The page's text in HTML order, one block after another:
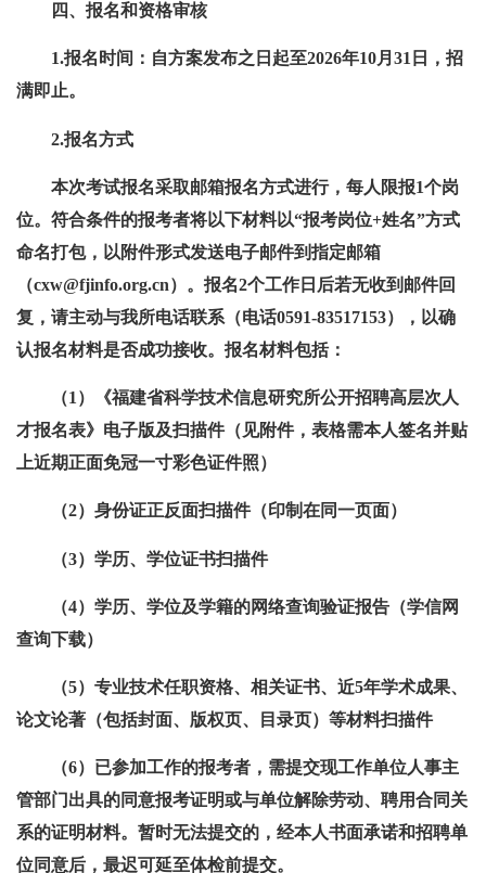
四、报名和资格审核
1.报名时间：自方案发布之日起至2026年10月31日，招
满即止。
2.报名方式
本次考试报名采取邮箱报名方式进行，每人限报1个岗
位。符合条件的报考者将以下材料以“报考岗位+姓名”方式
命名打包，以附件形式发送电子邮件到指定邮箱
（cxw@fjinfo.org.cn）。报名2个工作日后若无收到邮件回
复，请主动与我所电话联系（电话0591-83517153），以确
认报名材料是否成功接收。报名材料包括：
（1）《福建省科学技术信息研究所公开招聘高层次人
才报名表》电子版及扫描件（见附件，表格需本人签名并贴
上近期正面免冠一寸彩色证件照）
（2）身份证正反面扫描件（印制在同一页面）
（3）学历、学位证书扫描件
（4）学历、学位及学籍的网络查询验证报告（学信网
查询下载）
（5）专业技术任职资格、相关证书、近5年学术成果、
论文论著（包括封面、版权页、目录页）等材料扫描件
（6）已参加工作的报考者，需提交现工作单位人事主
管部门出具的同意报考证明或与单位解除劳动、聘用合同关
系的证明材料。暂时无法提交的，经本人书面承诺和招聘单
位同意后，最迟可延至体检前提交。